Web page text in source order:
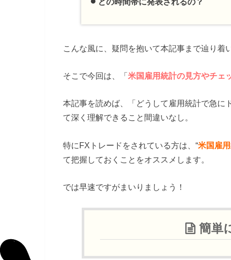
こんな風に、疑問を抱いて本記事まで辿り着
そこで今回は、「米国雇用統計の見方やチェ
本記事を読めば、「どうして雇用統計で急に
て深く理解できること間違いなし。
特にFXトレードをされている方は、“米国雇
て把握しておくことをオススメします。
では早速ですがまいりましょう！
簡単